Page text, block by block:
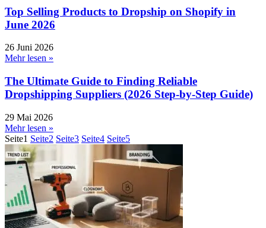
Top Selling Products to Dropship on Shopify in
June 2026
26 Juni 2026
Mehr lesen »
The Ultimate Guide to Finding Reliable
Dropshipping Suppliers (2026 Step-by-Step Guide)
29 Mai 2026
Mehr lesen »
Seite1 Seite2 Seite3 Seite4 Seite5